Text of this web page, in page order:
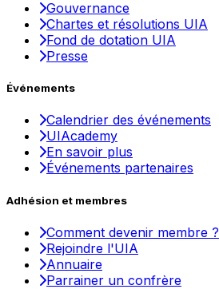
Gouvernance
Chartes et résolutions UIA
Fond de dotation UIA
Presse
Événements
Calendrier des événements
UIAcademy
En savoir plus
Événements partenaires
Adhésion et membres
Comment devenir membre ?
Rejoindre l'UIA
Annuaire
Parrainer un confrère